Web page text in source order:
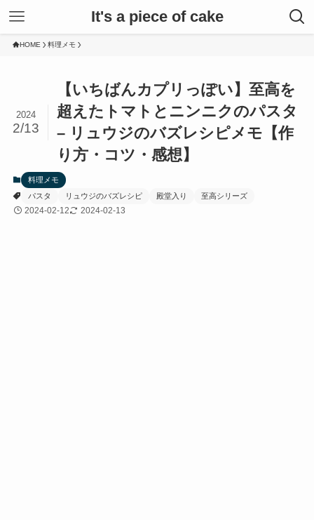
It's a piece of cake
HOME 料理メモ
【いちばんカプリっぽい】至高を
超えたトマトとニンニクのパスタ
– リュウジのバズレシピメモ【作
り方・コツ・感想】
2024
2/13
料理メモ
パスタ
リュウジのバズレシピ 殿堂入り 至高シリーズ
2024-02-12 2024-02-13